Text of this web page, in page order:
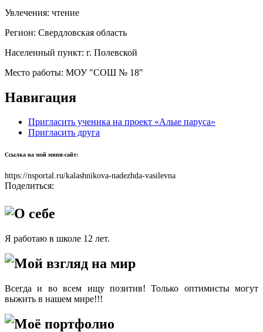
Увлечения: чтение
Регион: Свердловская область
Населенный пункт: г. Полевской
Место работы: МОУ "СОШ № 18"
Навигация
Пригласить ученика на проект «Алые паруса»
Пригласить друга
Ссылка на мой мини-сайт:
https://nsportal.ru/kalashnikova-nadezhda-vasilevna
Поделиться:
О себе
Я работаю в школе 12 лет.
Мой взгляд на мир
Всегда и во всем ищу позитив! Только оптимисты могут
выжить в нашем мире!!!
Моё портфолио